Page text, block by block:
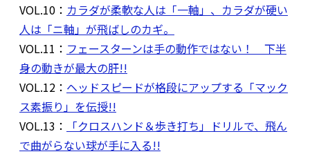
VOL.10： カラダが柔軟な人は「一軸」、カラダが硬い
人は「ニ軸」が飛ばしのカギ。
VOL.11： フェースターンは手の動作ではない！ 下半
身の動きが最大の肝!!
VOL.12： ヘッドスピードが格段にアップする「マック
ス素振り」を伝授!!
VOL.13：
「クロスハンド＆歩き打ち」ドリルで、飛ん
で曲がらない球が手に入る!!